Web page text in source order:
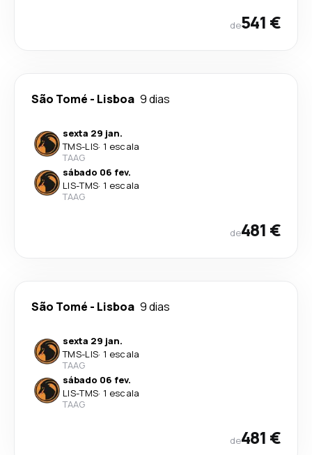
de541 €
São Tomé - Lisboa 9 dias
sexta 29 jan.
TMS-LIS· 1 escala
TAAG
sábado 06 fev.
LIS-TMS· 1 escala
TAAG
de481 €
São Tomé - Lisboa 9 dias
sexta 29 jan.
TMS-LIS· 1 escala
TAAG
sábado 06 fev.
LIS-TMS· 1 escala
TAAG
de481 €